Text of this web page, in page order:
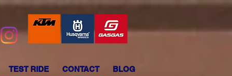
TEST RIDE CONTACT BLOG